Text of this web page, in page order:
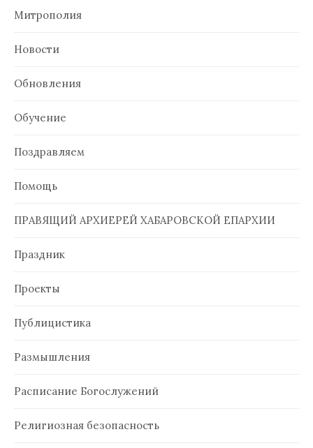
Митрополия
Новости
Обновления
Обучение
Поздравляем
Помощь
ПРАВЯЩИЙ АРХИЕРЕЙ ХАБАРОВСКОЙ ЕПАРХИИ
Праздник
Проекты
Публицистика
Размышления
Расписание Богослужений
Религиозная безопасность